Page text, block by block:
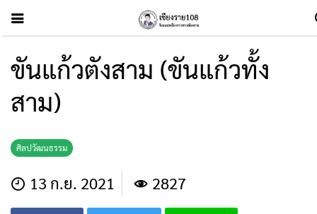
ขันแก้วตังสาม (ขันแก้วทั้ง
สาม)
ศิลปวัฒนธรรม
13 ก.ย. 2021 2827